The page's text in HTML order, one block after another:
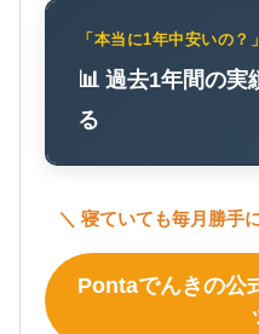
「本当に1年中安いの？
📊 過去1年間の実
る
＼ 寝ていても毎月勝手
Pontaでんきの公